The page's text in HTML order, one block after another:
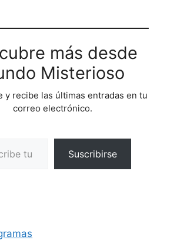
más desde
Misterioso
y recibe las últimas entradas en tu
correo electrónico.
Suscribirse